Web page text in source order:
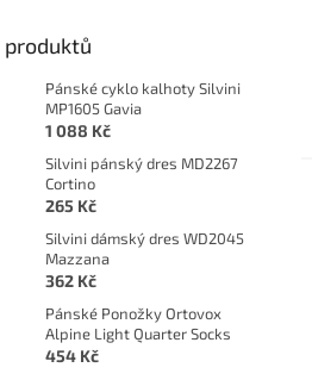
produktů
Pánské cyklo kalhoty Silvini
MP1605 Gavia
1 088 Kč
Silvini pánský dres MD2267
Cortino
265 Kč
Silvini dámský dres WD2045
Mazzana
362 Kč
Pánské Ponožky Ortovox
Alpine Light Quarter Socks
454 Kč